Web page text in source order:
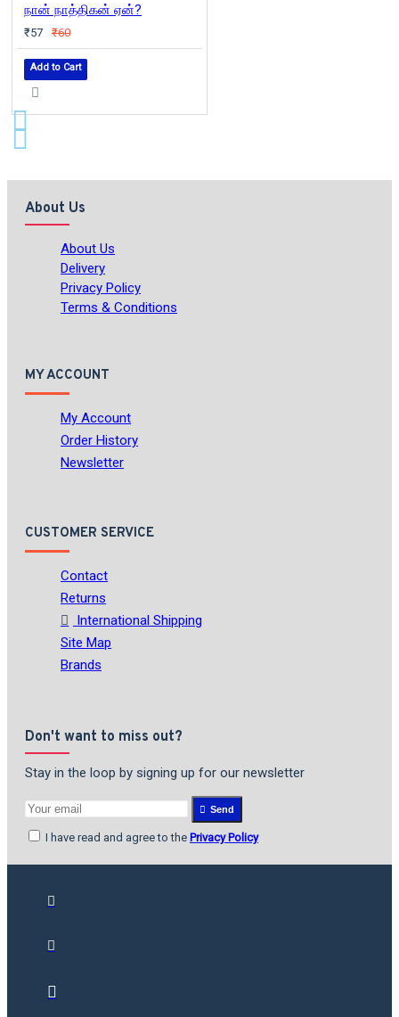
நான் நாத்திகன் ஏன்?
₹57 ₹60
Add to Cart
About Us
About Us
Delivery
Privacy Policy
Terms & Conditions
MY ACCOUNT
My Account
Order History
Newsletter
CUSTOMER SERVICE
Contact
Returns
International Shipping
Site Map
Brands
Don't want to miss out?
Stay in the loop by signing up for our newsletter
Send
I have read and agree to the Privacy Policy